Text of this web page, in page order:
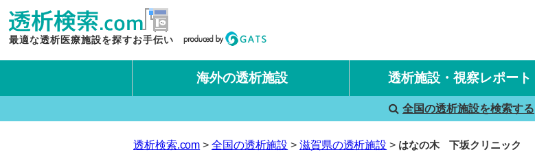
最適な透析医療施設を探すお手伝い
海外の透析施設 透析施設・視察レポート
国内旅行透析レポート
海外旅行透析レポート
全国の透析施設を検索する
透析検索.com 全国の透析施設 滋賀県の透析施設 はなの木 下坂クリニック